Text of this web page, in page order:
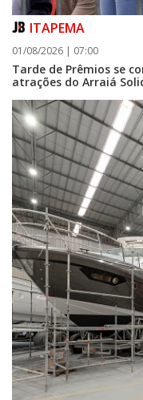
06/08/2026 | 07:00
Camboriú: exposição de
de cultura
ITAPEMA
01/08/2026 | 07:00
Tarde de Prêmios se
atrações do Arraiá